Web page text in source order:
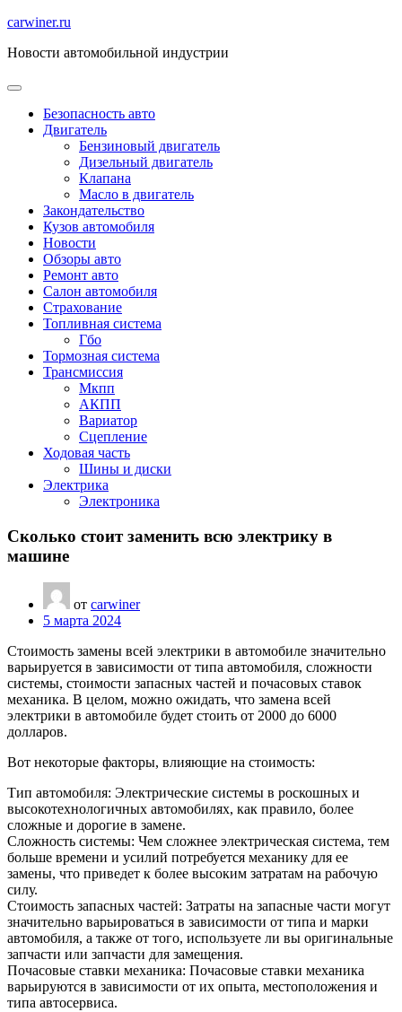
Перейти
содержимому
carwiner.ru
Новости автомобильной индустрии
Безопасность авто
Двигатель
Бензиновый двигатель
Дизельный двигатель
Клапана
Масло в двигатель
Закондательство
Кузов автомобиля
Новости
Обзоры авто
Ремонт авто
Салон автомобиля
Страхование
Топливная система
Гбо
Тормозная система
Трансмиссия
Мкпп
АКПП
Вариатор
Сцепление
Ходовая часть
Шины и диски
Электрика
Электроника
Сколько стоит заменить всю электрику в
машине
от carwiner
5 марта 2024
Стоимость замены всей электрики в автомобиле значительно
варьируется в зависимости от типа автомобиля, сложности
системы, стоимости запасных частей и почасовых ставок
механика. В целом, можно ожидать, что замена всей
электрики в автомобиле будет стоить от 2000 до 6000
долларов.
Вот некоторые факторы, влияющие на стоимость:
Тип автомобиля: Электрические системы в роскошных и
высокотехнологичных автомобилях, как правило, более
сложные и дорогие в замене.
Сложность системы: Чем сложнее электрическая система, тем
больше времени и усилий потребуется механику для ее
замены, что приведет к более высоким затратам на рабочую
силу.
Стоимость запасных частей: Затраты на запасные части могут
значительно варьироваться в зависимости от типа и марки
автомобиля, а также от того, используете ли вы оригинальные
запчасти или запчасти для замещения.
Почасовые ставки механика: Почасовые ставки механика
варьируются в зависимости от их опыта, местоположения и
типа автосервиса.